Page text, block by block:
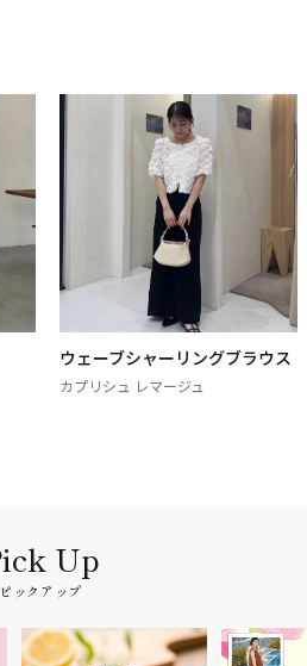
ウェーブシャーリングブラウス
カプリシュ レマージュ
ピックアップ